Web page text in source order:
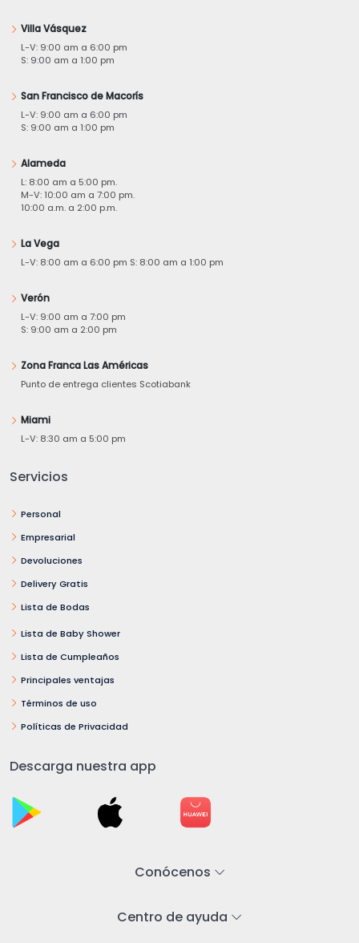
Villa Vásquez
L-V: 9:00 am a 6:00 pm
S: 9:00 am a 1:00 pm
San Francisco de Macorís
L-V: 9:00 am a 6:00 pm
S: 9:00 am a 1:00 pm
Alameda
L: 8:00 am a 5:00 pm.
M-V: 10:00 am a 7:00 pm.
10:00 a.m. a 2:00 p.m.
La Vega
L-V: 8:00 am a 6:00 pm S: 8:00 am a 1:00 pm
Verón
L-V: 9:00 am a 7:00 pm
S: 9:00 am a 2:00 pm
Zona Franca Las Américas
Punto de entrega clientes Scotiabank
Miami
L-V: 8:30 am a 5:00 pm
Servicios
Personal
Empresarial
Devoluciones
Delivery Gratis
Lista de Bodas
Lista de Baby Shower
Lista de Cumpleaños
Principales ventajas
Términos de uso
Políticas de Privacidad
Descarga nuestra app
Conócenos
Centro de ayuda